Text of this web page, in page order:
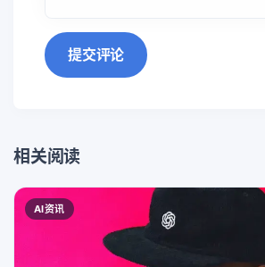
提交评论
相关阅读
AI资讯